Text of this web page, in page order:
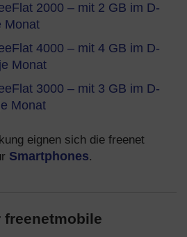
2000 – mit 2 GB im D-
Monat
4000 – mit 4 GB im D-
Monat
3000 – mit 3 GB im D-
Monat
eignen sich die freenet
Smartphones.
freenetmobile